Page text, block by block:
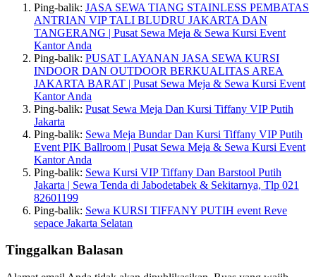
Ping-balik: JASA SEWA TIANG STAINLESS PEMBATAS
ANTRIAN VIP TALI BLUDRU JAKARTA DAN
TANGERANG | Pusat Sewa Meja & Sewa Kursi Event
Kantor Anda
Ping-balik: PUSAT LAYANAN JASA SEWA KURSI
INDOOR DAN OUTDOOR BERKUALITAS AREA
JAKARTA BARAT | Pusat Sewa Meja & Sewa Kursi Event
Kantor Anda
Ping-balik: Pusat Sewa Meja Dan Kursi Tiffany VIP Putih
Jakarta
Ping-balik: Sewa Meja Bundar Dan Kursi Tiffany VIP Putih
Event PIK Ballroom | Pusat Sewa Meja & Sewa Kursi Event
Kantor Anda
Ping-balik: Sewa Kursi VIP Tiffany Dan Barstool Putih
Jakarta | Sewa Tenda di Jabodetabek & Sekitarnya, Tlp 021
82601199
Ping-balik: Sewa KURSI TIFFANY PUTIH event Reve
sepace Jakarta Selatan
Tinggalkan Balasan